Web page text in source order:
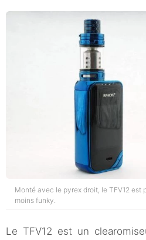
Monté avec le pyrex droit, le TFV12 est
moins funky.
Le TFV12 est un